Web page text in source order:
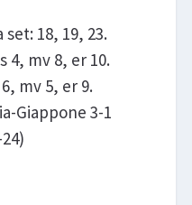
18, 19, 23.
4, mv 8, er 10.
mv 5, er 9.
Giappone 3-1